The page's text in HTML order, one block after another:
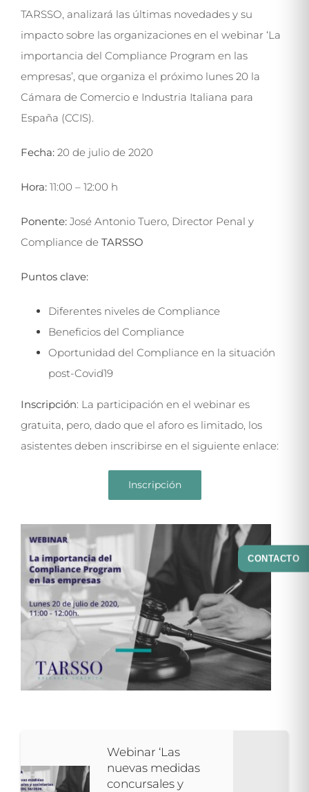
TARSSO, analizará las últimas novedades y su
impacto sobre las organizaciones en el webinar ‘La
importancia del Compliance Program en las
empresas’, que organiza el próximo lunes 20 la
Cámara de Comercio e Industria Italiana para
España (CCIS).
Fecha: 20 de julio de 2020
Hora: 11:00 – 12:00 h
Ponente: José Antonio Tuero, Director Penal y
Compliance de TARSSO
Puntos clave:
Diferentes niveles de Compliance
Beneficios del Compliance
Oportunidad del Compliance en la situación
post-Covid19
Inscripción: La participación en el webinar es
gratuita, pero, dado que el aforo es limitado, los
asistentes deben inscribirse en el siguiente enlace:
Inscripción
Webinar ‘Las
nuevas medidas
concursales y
CONTACTO